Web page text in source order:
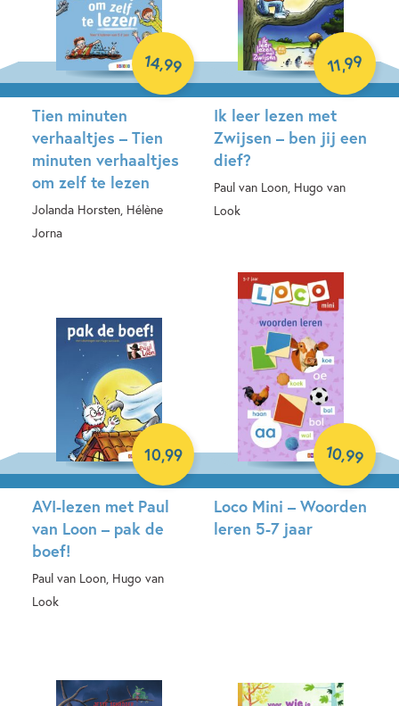
Tien minuten
verhaaltjes – Tien
minuten verhaaltjes
om zelf te lezen
Jolanda Horsten, Hélène
Jorna
14,99
Ik leer lezen met
Zwijsen – ben jij een
dief?
Paul van Loon, Hugo van
Look
11,99
AVI-lezen met Paul
van Loon – pak de
boef!
Paul van Loon, Hugo van
Look
10,99
Loco Mini – Woorden
leren 5-7 jaar
10,99